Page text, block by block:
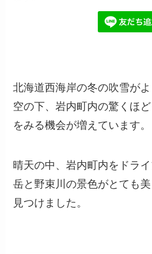
北海道西海岸の冬の吹雪が
空の下、岩内町内の驚くほ
をみる機会が増えています。
晴天の中、岩内町内をドラ
岳と野束川の景色がとても
見つけました。